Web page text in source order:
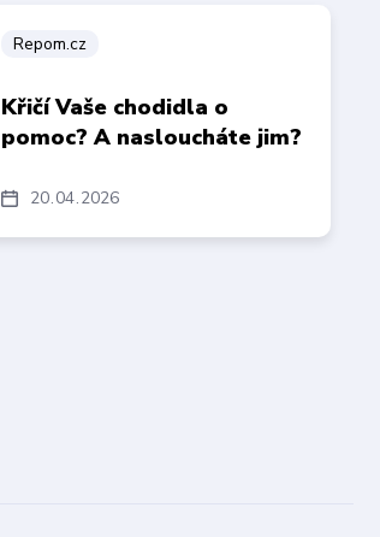
20 04 2026
Repom.cz
Křičí Vaše chodidla o
pomoc? A nasloucháte jim?